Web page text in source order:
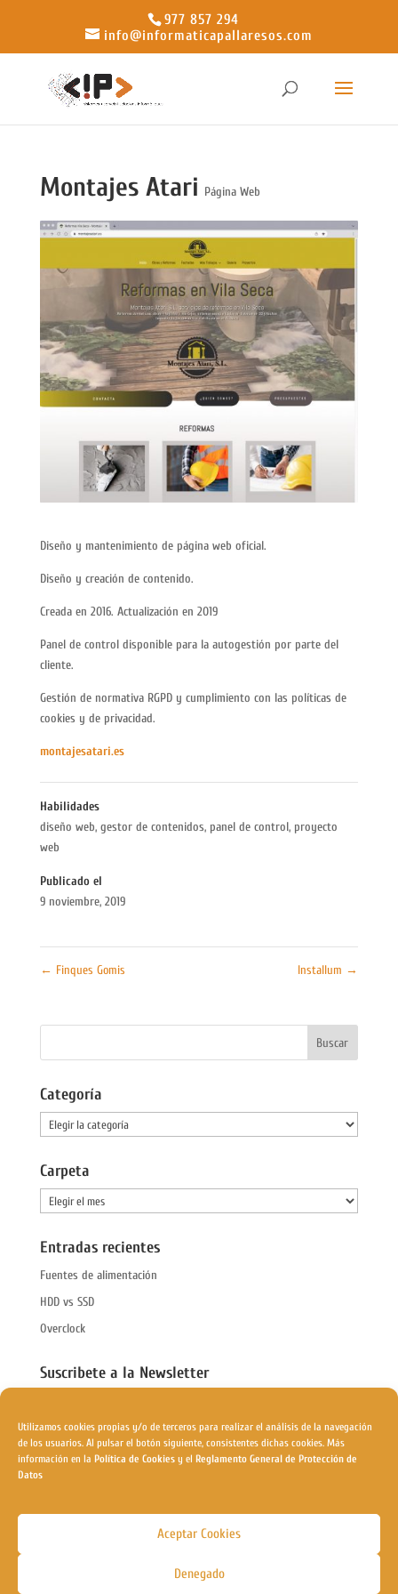
Utilizamos cookies propias y/o de terceros para realizar el análisis de la navegación
de los usuarios. Al pulsar el botón siguiente, consistentes dichas cookies. Más
información en la Política de Cookies y el Reglamento General de Protección de
Datos
Aceptar Cookies
Denegado
977 857 294
info@informaticapallaresos.com
Montajes Atari Página Web
Diseño y mantenimiento de página web oficial.
Diseño y creación de contenido.
Creada en 2016. Actualización en 2019
Panel de control disponible para la autogestión por parte del
cliente.
Gestión de normativa RGPD y cumplimiento con las políticas de
cookies y de privacidad.
montajesatari.es
Habilidades
diseño web, gestor de contenidos, panel de control, proyecto
web
Publicado el
9 noviembre, 2019
← Finques Gomis Installum →
Categoría
Categoría
Carpeta
Carpeta
Entradas recientes
Fuentes de alimentación
HDD vs SSD
Overclock
Suscribete a la Newsletter
Email